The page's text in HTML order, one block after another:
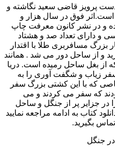
پرویز قاضی سعید نگاشته و
فوق در سال هزار و
و در نشر کانون معرفت چاپ
و دارای تعداد صد و هشتاد
مسافربری طلا با اقتدار
و از ساحل دور می شد . همانند
از بغل ساحل رمیده است. دریا
سفر زیاب و شگفت آوری را به
که با این کشتی بزرگ سفر
که سفر می کردند و می
جزایر پر از جنگل و ساحل
کتاب به ادامه مراجعه نمایید
بگیرید.